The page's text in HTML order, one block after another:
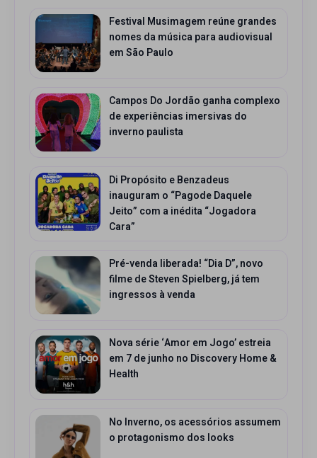
Festival Musimagem reúne grandes
nomes da música para audiovisual
em São Paulo
Campos Do Jordão ganha complexo
de experiências imersivas do
inverno paulista
Di Propósito e Benzadeus
inauguram o “Pagode Daquele
Jeito” com a inédita “Jogadora
Cara”
Pré-venda liberada! “Dia D”, novo
filme de Steven Spielberg, já tem
ingressos à venda
Nova série ‘Amor em Jogo’ estreia
em 7 de junho no Discovery Home &
Health
No Inverno, os acessórios assumem
o protagonismo dos looks